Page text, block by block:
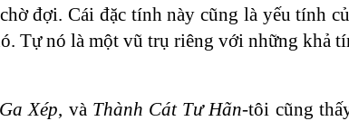
đợi. Cái đặc tính này cũng là yếu tính
Tự nó là một vũ trụ riêng với những khả
Xép, và Thành Cát Tư Hãn-tôi cũng